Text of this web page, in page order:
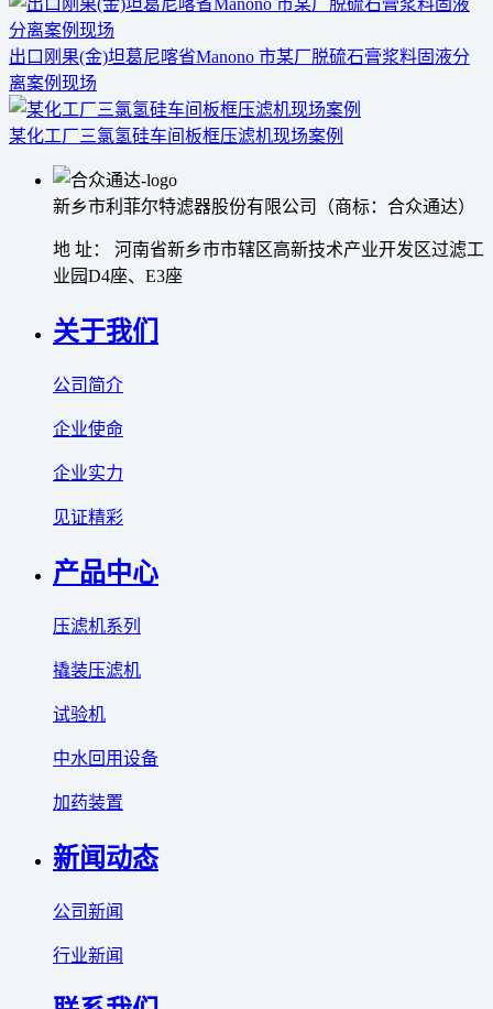
出口刚果(金)坦葛尼喀省Manono 市某厂脱硫石膏浆料固液分
离案例现场
某化工厂三氯氢硅车间板框压滤机现场案例
新乡市利菲尔特滤器股份有限公司（商标：合众通达）
地 址： 河南省新乡市市辖区高新技术产业开发区过滤工
业园D4座、E3座
关于我们
公司简介
企业使命
企业实力
见证精彩
产品中心
压滤机系列
撬装压滤机
试验机
中水回用设备
加药装置
新闻动态
公司新闻
行业新闻